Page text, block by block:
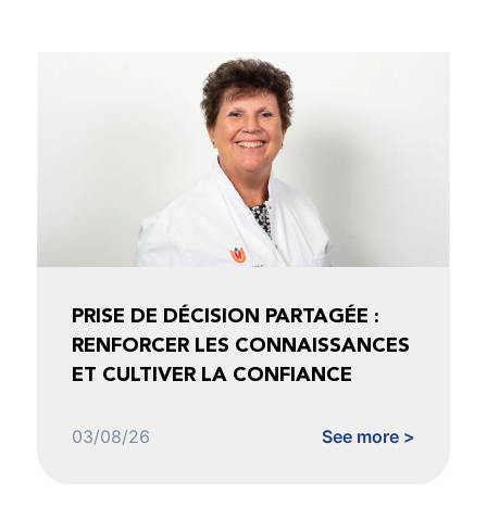
PRISE DE DÉCISION PARTAGÉE :
RENFORCER LES CONNAISSANCES
ET CULTIVER LA CONFIANCE
03/08/26 See more >